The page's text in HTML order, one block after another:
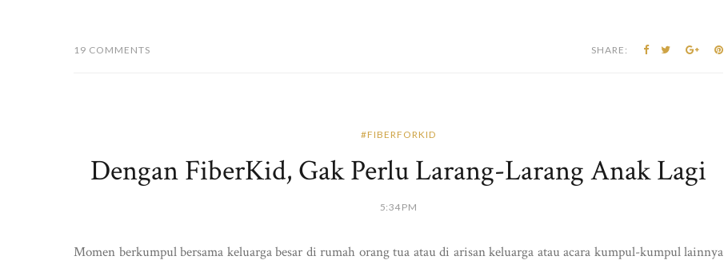
19 COMMENTS SHARE:
#FIBERFORKID
Dengan FiberKid, Gak Perlu Larang-Larang Anak Lagi
5:34 PM
Momen berkumpul bersama keluarga besar di rumah orang tua atau di arisan keluarga atau acara kumpul-kumpul lainnya